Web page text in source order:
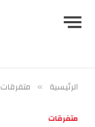
الرئيسية » متفرقات
متفرقات